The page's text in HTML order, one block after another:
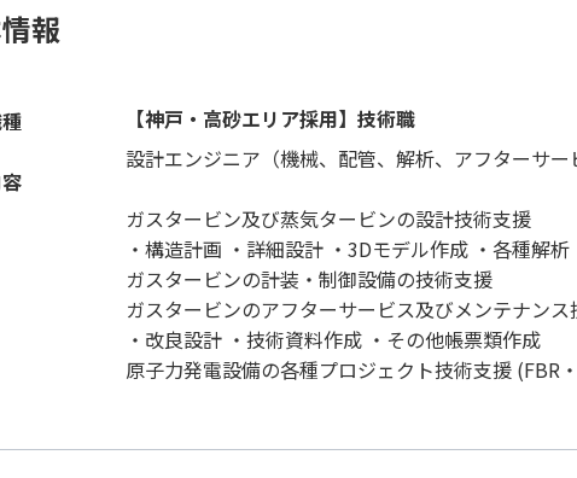
報
【神戸・高砂エリア採用】技術職
設計エンジニア（機械、配管、解析、アフターサー
ガスタービン及び蒸気タービンの設計技術支援
・構造計画 ・詳細設計 ・3Dモデル作成 ・各種解
ガスタービンの計装・制御設備の技術支援
ガスタービンのアフターサービス及びメンテナンス
・改良設計 ・技術資料作成 ・その他帳票類作成
原子力発電設備の各種プロジェクト技術支援 (FBR